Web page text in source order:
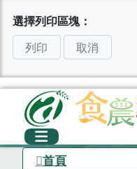
選擇列印區塊：
列印
取消
首頁